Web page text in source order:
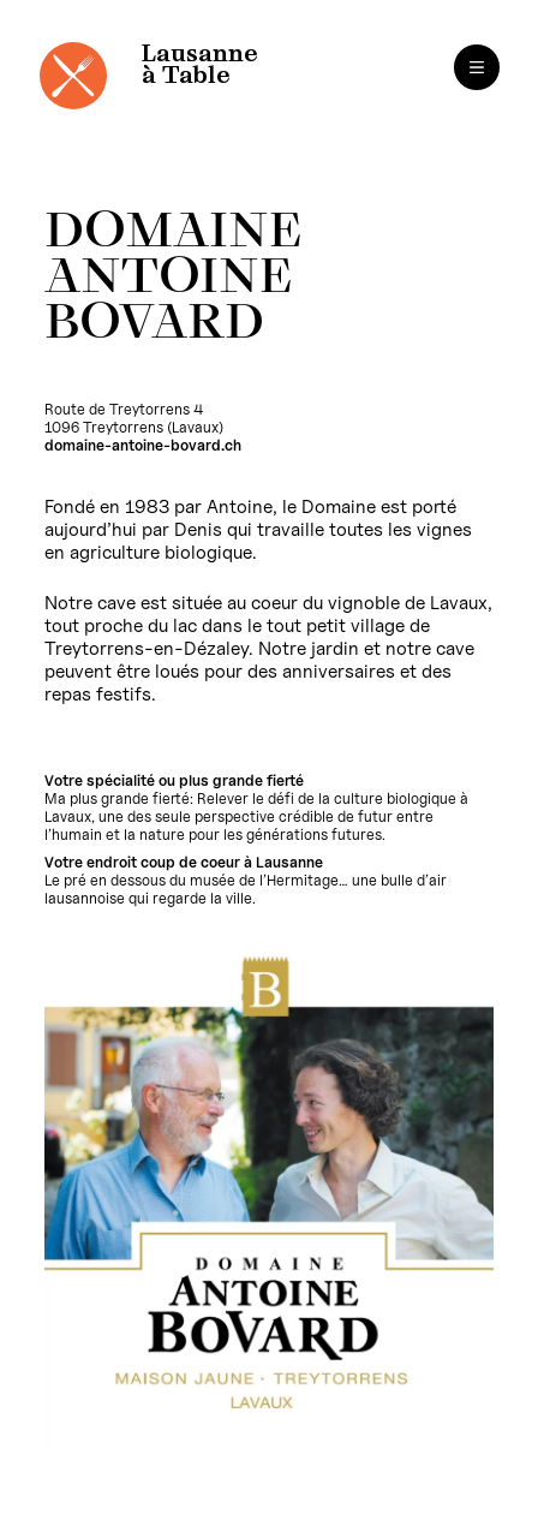
contenu
Lausanne
à Table
DOMAINE
ANTOINE
BOVARD
Route de Treytorrens 4
1096 Treytorrens (Lavaux)
domaine-antoine-bovard.ch
Fondé en 1983 par Antoine, le Domaine est porté
aujourd’hui par Denis qui travaille toutes les vignes
en agriculture biologique.
Notre cave est située au coeur du vignoble de Lavaux,
tout proche du lac dans le tout petit village de
Treytorrens-en-Dézaley. Notre jardin et notre cave
peuvent être loués pour des anniversaires et des
repas festifs.
Votre spécialité ou plus grande fierté
Ma plus grande fierté: Relever le défi de la culture biologique à
Lavaux, une des seule perspective crédible de futur entre
l’humain et la nature pour les générations futures.
Votre endroit coup de coeur à Lausanne
Le pré en dessous du musée de l’Hermitage… une bulle d’air
lausannoise qui regarde la ville.